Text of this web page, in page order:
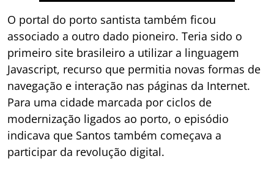
O portal do porto santista também ficou
associado a outro dado pioneiro. Teria sido o
primeiro site brasileiro a utilizar a linguagem
Javascript, recurso que permitia novas formas de
navegação e interação nas páginas da Internet.
Para uma cidade marcada por ciclos de
modernização ligados ao porto, o episódio
indicava que Santos também começava a
participar da revolução digital.